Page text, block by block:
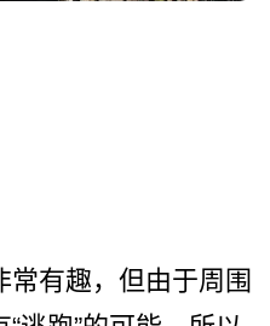
有趣­，但由于周围